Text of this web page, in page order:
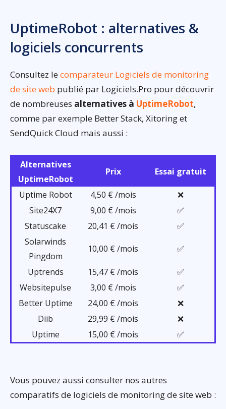
UptimeRobot : alternatives &
logiciels concurrents
Consultez lecomparateur Logiciels de monitoring
de site web publié par Logiciels.Pro pour découvrir
de nombreuses alternatives à UptimeRobot,
comme par exemple Better Stack, Xitoring et
SendQuick Cloud mais aussi :
Alternatives
UptimeRobot
Prix Essai gratuit
Uptime Robot 4,50 € /mois
❌
Site24X7
9,00 € /mois
✅
Statuscake
20,41 € /mois
✅
Solarwinds
Pingdom
10,00 € /mois ✅
Uptrends 15,47 € /mois
✅
Websitepulse
3,00 € /mois
✅
Better Uptime
24,00 € /mois
❌
Diib
29,99 € /mois
❌
Uptime
15,00 € /mois ✅
Vous pouvez aussi consulter nos autres
comparatifs de logiciels de monitoring de site web :